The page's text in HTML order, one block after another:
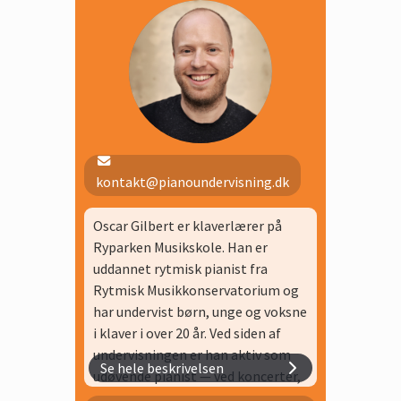
kontakt@pianoundervisning.dk
Oscar Gilbert er klaverlærer på
Ryparken Musikskole. Han er
uddannet rytmisk pianist fra
Rytmisk Musikkonservatorium og
har undervist børn, unge og voksne
i klaver i over 20 år. Ved siden af
undervisningen er han aktiv som
udøvende pianist — ved koncerter,
jazzfestivaler og som pianist i
Se hele beskrivelsen